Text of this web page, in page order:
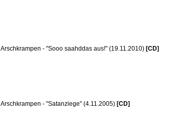
Arschkrampen - "Sooo saahddas aus!" (19.11.2010) [CD]
Arschkrampen - "Satanziege" (4.11.2005) [CD]